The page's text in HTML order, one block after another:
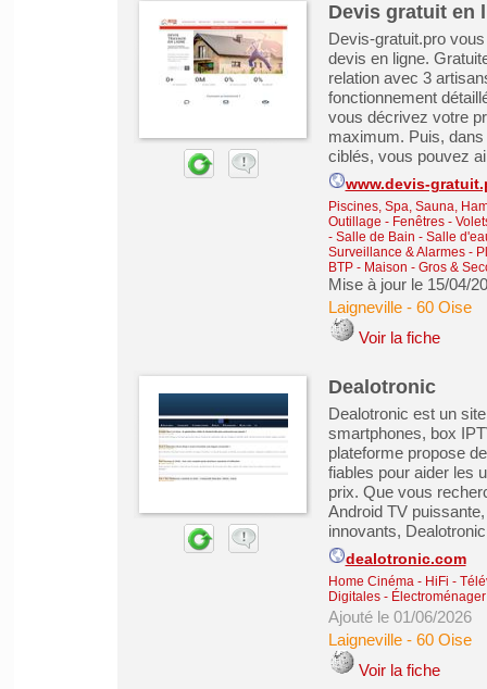
Devis gratuit en
Devis-gratuit.pro
devis en ligne.
relation avec 3
fonctionnement
vous décrivez votre
maximum. Puis,
ciblés, vous pouvez
www.devis-
Piscines, Spa, Sauna,
Outillage - Fenêtres -
- Salle de Bain - Salle
Surveillance & Alarmes-
BTP - Maison - Gros &
Mise à jour le 15/04/
Laigneville- 60 Oise
Voir la fiche
Dealotronic
Dealotronic est un
smartphones, box
plateforme propose
fiables pour aider les
prix. Que vous
Android TV
innovants,
dealotronic.com
Home Cinéma - HiFi -
Digitales-
Ajouté le 01/06/2026
Laigneville- 60 Oise
Voir la fiche